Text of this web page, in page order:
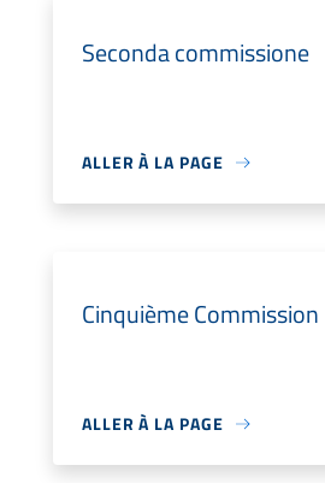
Seconda commissione
ALLER À LA PAGE
Cinquième Commission
ALLER À LA PAGE